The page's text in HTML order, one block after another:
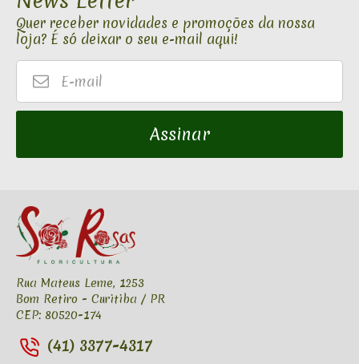
Quer receber novidades e promoções da nossa
loja? É só deixar o seu e-mail aqui!
E-
Assinar
Rua Mateus Leme, 1253
Bom Retiro - Curitiba / PR
CEP: 80520-174
(41) 3377-4317